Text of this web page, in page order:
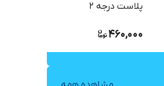
پلاست درجه 2
460,000